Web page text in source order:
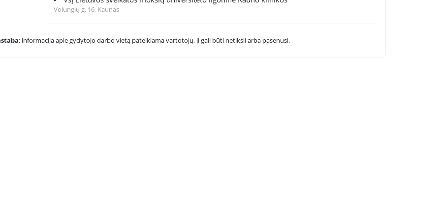
Volungių g. 16, Kaunas
: informacija apie gydytojo darbo vietą pateikiama vartotojų, ji gali būti netiksli arba pasenusi.